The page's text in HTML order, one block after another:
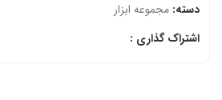
دسته: مجموعه ابزار
اشتراک گذاری :